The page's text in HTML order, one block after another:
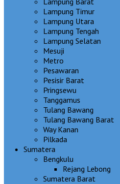
Lampung Timur
Lampung Utara
Lampung Tengah
Lampung Selatan
Mesuji
Metro
Pesawaran
Pesisir Barat
Pringsewu
Tanggamus
Tulang Bawang
Tulang Bawang Barat
Way Kanan
Pilkada
Sumatera
Bengkulu
Rejang Lebong
Sumatera Barat